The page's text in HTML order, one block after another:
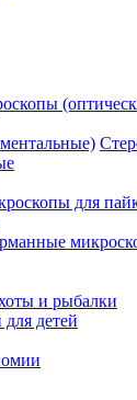
для
и рыбалки
детей